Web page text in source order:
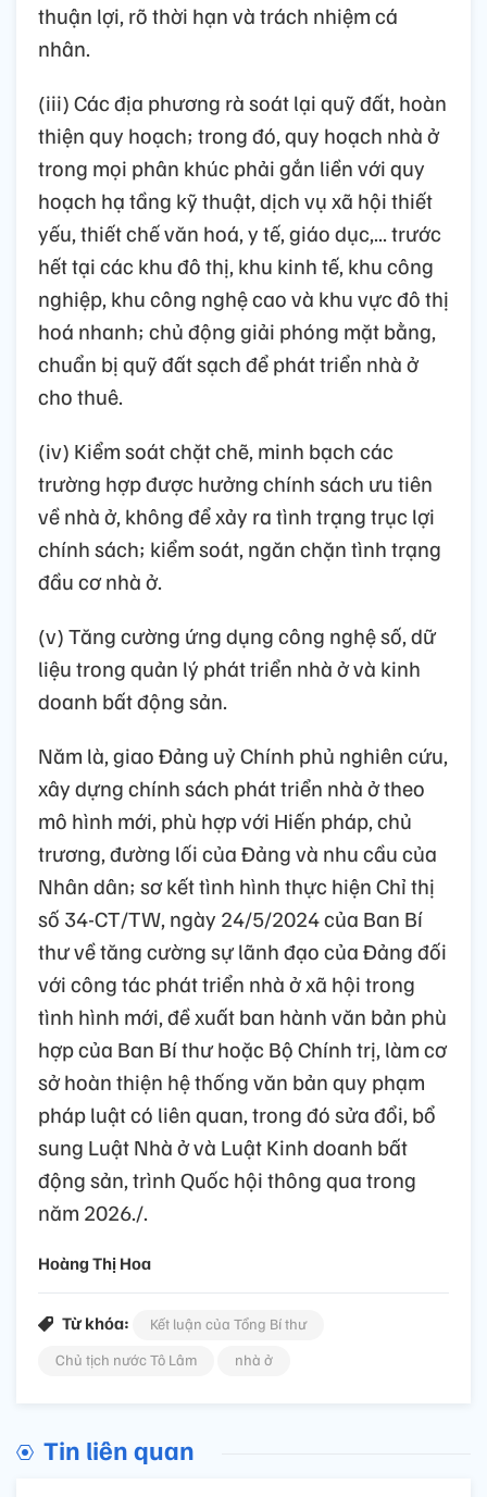
thuận lợi, rõ thời hạn và trách nhiệm cá
nhân.
(iii) Các địa phương rà soát lại quỹ đất, hoàn
thiện quy hoạch; trong đó, quy hoạch nhà ở
trong mọi phân khúc phải gắn liền với quy
hoạch hạ tầng kỹ thuật, dịch vụ xã hội thiết
yếu, thiết chế văn hoá, y tế, giáo dục,... trước
hết tại các khu đô thị, khu kinh tế, khu công
nghiệp, khu công nghệ cao và khu vực đô thị
hoá nhanh; chủ động giải phóng mặt bằng,
chuẩn bị quỹ đất sạch để phát triển nhà ở
cho thuê.
(iv) Kiểm soát chặt chẽ, minh bạch các
trường hợp được hưởng chính sách ưu tiên
về nhà ở, không để xảy ra tình trạng trục lợi
chính sách; kiểm soát, ngăn chặn tình trạng
đầu cơ nhà ở.
(v) Tăng cường ứng dụng công nghệ số, dữ
liệu trong quản lý phát triển nhà ở và kinh
doanh bất động sản.
Năm là, giao Đảng uỷ Chính phủ nghiên cứu,
xây dựng chính sách phát triển nhà ở theo
mô hình mới, phù hợp với Hiến pháp, chủ
trương, đường lối của Đảng và nhu cầu của
Nhân dân; sơ kết tình hình thực hiện Chỉ thị
số 34-CT/TW, ngày 24/5/2024 của Ban Bí
thư về tăng cường sự lãnh đạo của Đảng đối
với công tác phát triển nhà ở xã hội trong
tình hình mới, đề xuất ban hành văn bản phù
hợp của Ban Bí thư hoặc Bộ Chính trị, làm cơ
sở hoàn thiện hệ thống văn bản quy phạm
pháp luật có liên quan, trong đó sửa đổi, bổ
sung Luật Nhà ở và Luật Kinh doanh bất
động sản, trình Quốc hội thông qua trong
năm 2026./.
Hoàng Thị Hoa
Từ khóa:
Kết luận của Tổng Bí thư
Chủ tịch nước Tô Lâm
nhà ở
Tin liên quan